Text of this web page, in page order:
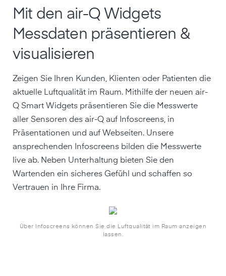
Mit den air-Q Widgets
Messdaten präsentieren &
visualisieren
Zeigen Sie Ihren Kunden, Klienten oder Patienten die
aktuelle Luftqualität im Raum. Mithilfe der neuen air-
Q Smart Widgets präsentieren Sie die Messwerte
aller Sensoren des air-Q auf Infoscreens, in
Präsentationen und auf Webseiten. Unsere
ansprechenden Infoscreens bilden die Messwerte
live ab. Neben Unterhaltung bieten Sie den
Wartenden ein sicheres Gefühl und schaffen so
Vertrauen in Ihre Firma.
Über Infoscreens können Sie die Luftqualität im Raum anzeigen
lassen.